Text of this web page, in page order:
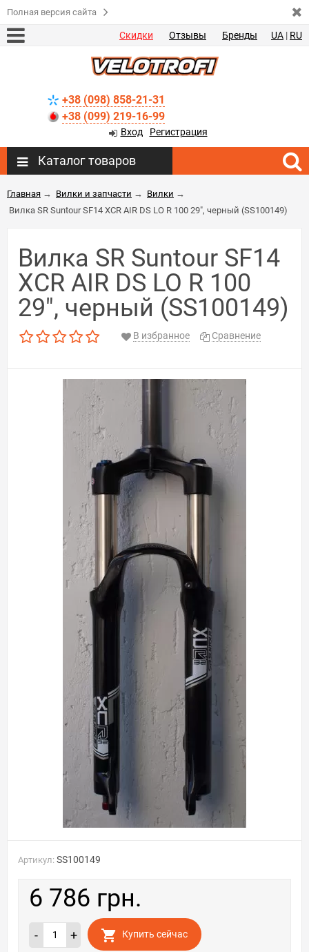
Полная версия сайта
Скидки Отзывы Бренды UA | RU
+38 (098) 858-21-31
+38 (099) 219-16-99
Вход Регистрация
Каталог товаров
Главная → Вилки и запчасти → Вилки →
Вилка SR Suntour SF14 XCR AIR DS LO R 100 29", черный (SS100149)
Вилка SR Suntour SF14
XCR AIR DS LO R 100
29", черный (SS100149)
В избранное Сравнение
Артикул: SS100149
6 786 грн.
- + Купить сейчас